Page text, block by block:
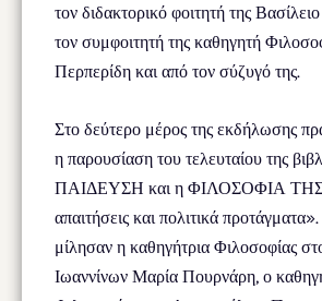
τον διδακτορικό φοιτητή της
τον συμφοιτητή της καθηγητή
Περπερίδη και από τον σύζυγό της.
Στο δεύτερο μέρος της εκδήλωσης
η παρουσίαση του τελευταίου της
ΠΑΙΔΕΥΣΗ και η ΦΙΛΟΣΟΦΙΑ ΤΗΣ,
απαιτήσεις και πολιτικά προτάγματα».
μίλησαν η καθηγήτρια Φιλοσοφίας
Ιωαννίνων Μαρία Πουρνάρη, ο